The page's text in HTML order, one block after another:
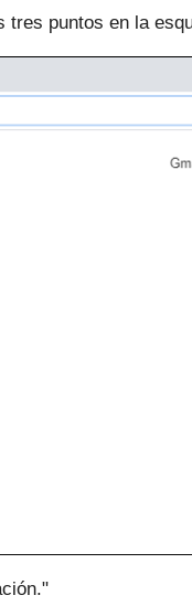
tres puntos en la